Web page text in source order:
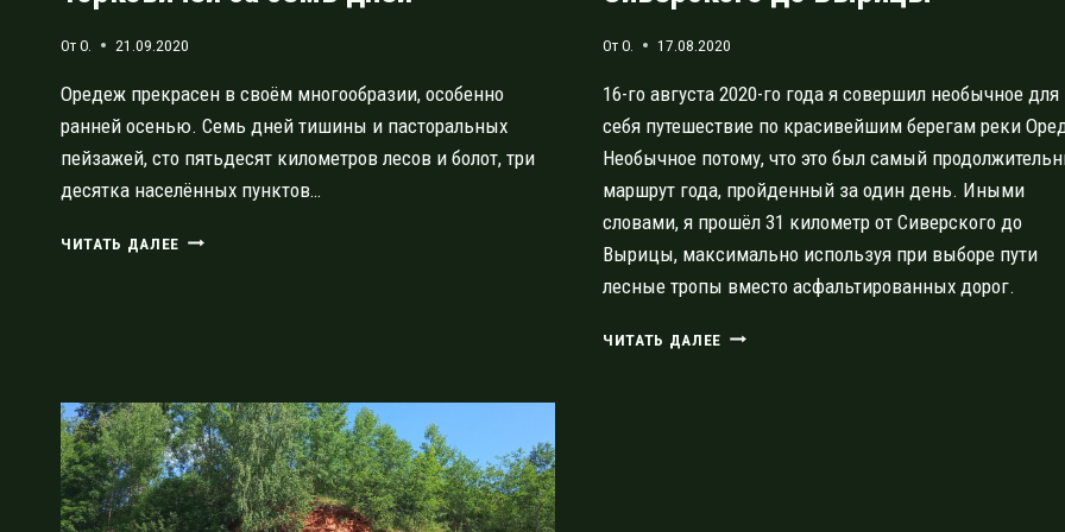
ОтO. 21.09.2020
Оредеж прекрасен в своём многообразии, особенно
ранней осенью. Семь дней тишины и пасторальных
пейзажей, сто пятьдесят километров лесов и болот, три
десятка населённых пунктов…
ЧИТАТЬ ДАЛЕЕ РЕКА
СЕМЬ
ДНЕЙ
ОтO. 17.08.2020
16-го августа 2020-го года я совершил необычное для
себя путешествие по красивейшим берегам реки
Необычное потому, что это был самый
маршрут года, пройденный за один день. Иными
словами, я прошёл 31 километр от Сиверского до
Вырицы, максимально используя при выборе пути
лесные тропы вместо асфальтированных дорог.
ЧИТАТЬ ДАЛЕЕ ОДНОДНЕВНАЯ